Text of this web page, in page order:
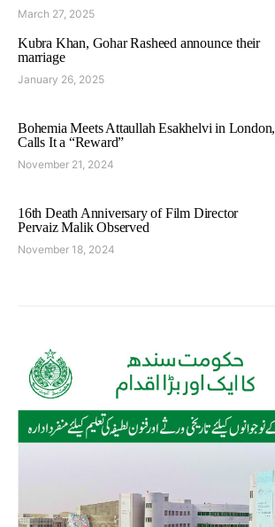
March 27, 2025
Kubra Khan, Gohar Rasheed announce their
marriage
January 26, 2025
Bohemia Meets Attaullah Esakhelvi in London,
Calls It a “Reward”
November 21, 2024
16th Death Anniversary of Film Director
Pervaiz Malik Observed
November 18, 2024